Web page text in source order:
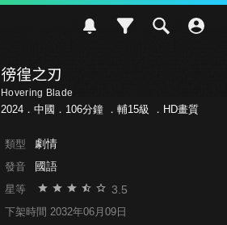
徬徨之刃
Hovering Blade
2024．中國．106分鐘 ． 輔15級 ．HD畫質
類型 劇情
發音 國語
星等 3.5
下架時間 2032年06月09日